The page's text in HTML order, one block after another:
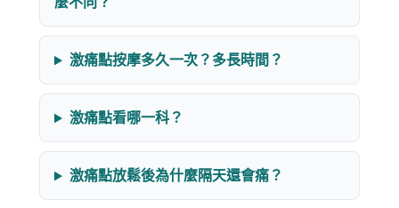
激痛點按摩多久一次？多長時間？
激痛點看哪一科？
激痛點放鬆後為什麼隔天還會痛？